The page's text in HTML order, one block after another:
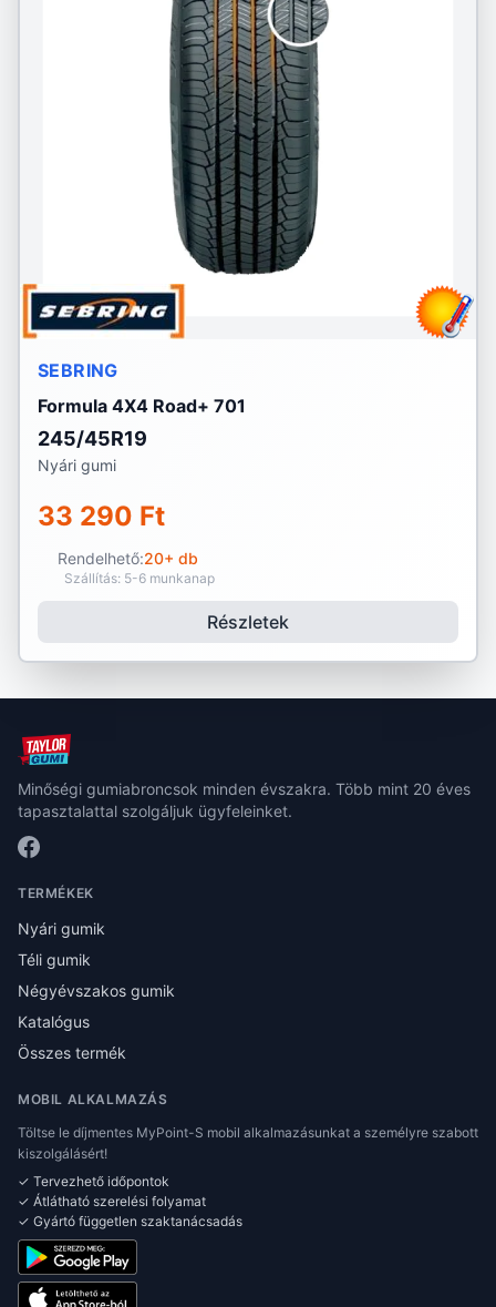
SEBRING
Formula 4X4 Road+ 701
245/45R19
Nyári gumi
33 290 Ft
Rendelhető:20+ db
Szállítás: 5-6 munkanap
Részletek
Minőségi gumiabroncsok minden évszakra. Több mint 20 éves
tapasztalattal szolgáljuk ügyfeleinket.
TERMÉKEK
Nyári gumik
Téli gumik
Négyévszakos gumik
Katalógus
Összes termék
MOBIL ALKALMAZÁS
Töltse le díjmentes MyPoint-S mobil alkalmazásunkat a személyre szabott
kiszolgálásért!
✓ Tervezhető időpontok
✓ Átlátható szerelési folyamat
✓ Gyártó független szaktanácsadás